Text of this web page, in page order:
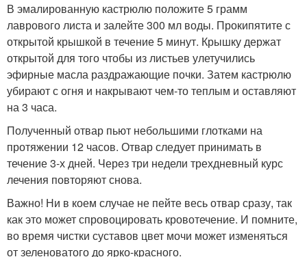
В эмалированную кастрюлю положите 5 грамм
лаврового листа и залейте 300 мл воды. Прокипятите с
открытой крышкой в течение 5 минут. Крышку держат
открытой для того чтобы из листьев улетучились
эфирные масла раздражающие почки. Затем кастрюлю
убирают с огня и накрывают чем-то теплым и оставляют
на 3 часа.
Полученный отвар пьют небольшими глотками на
протяжении 12 часов. Отвар следует принимать в
течение 3-х дней. Через три недели трехдневный курс
лечения повторяют снова.
Важно! Ни в коем случае не пейте весь отвар сразу, так
как это может спровоцировать кровотечение. И помните,
во время чистки суставов цвет мочи может изменяться
от зеленоватого до ярко-красного.